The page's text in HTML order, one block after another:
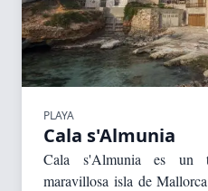
PLAYA
Cala s'Almunia
Cala s'Almunia es un
maravillosa isla de